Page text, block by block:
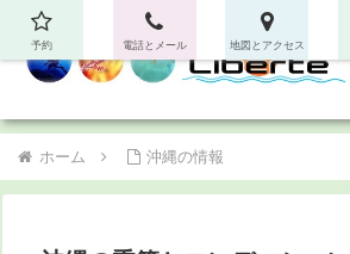
ホーム 沖縄の情報
予約 電話とメール 地図とアクセス